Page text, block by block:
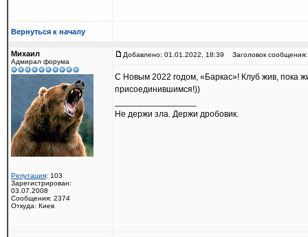
Вернуться к началу
Михаил
Адмирал форума
Репутация: 103
Зарегистрирован:
03.07.2008
Сообщения: 2374
Откуда: Киев
Добавлено: 01.01.2022, 18:39 Заголовок сообщения:
С Новым 2022 годом, «Баркас»! Клуб жив, пока
присоединившимся!))
Не держи зла. Держи дробовик.